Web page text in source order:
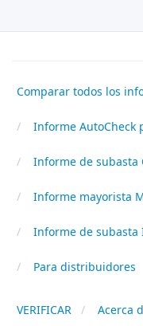
Comparar todos los
Informe AutoCheck
Informe de subasta
Informe mayorista
Informe de subasta
Para distribuidores
VERIFICAR Acerca